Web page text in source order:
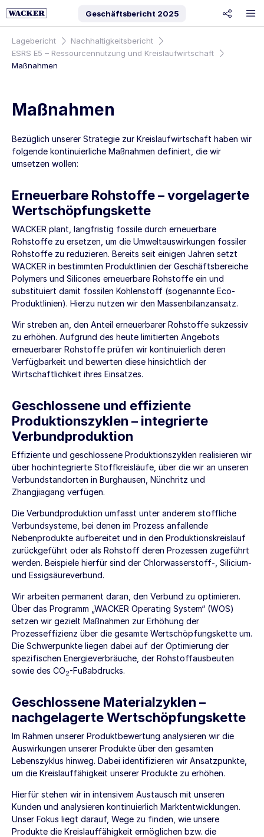
Geschäftsbericht 2025
Lagebericht
Nachhaltigkeitsbericht
ESRS E5 – Ressourcennutzung und Kreislaufwirtschaft
Maßnahmen
Maßnahmen
Bezüglich unserer Strategie zur Kreislaufwirtschaft haben wir
folgende kontinuierliche Maßnahmen definiert, die wir
umsetzen wollen:
Erneuerbare Rohstoffe – vorgelagerte
Wertschöpfungskette
WACKER plant, langfristig fossile durch erneuerbare
Rohstoffe zu ersetzen, um die Umweltauswirkungen fossiler
Rohstoffe zu reduzieren. Bereits seit einigen Jahren setzt
WACKER in bestimmten Produktlinien der Geschäftsbereiche
Polymers und Silicones erneuerbare Rohstoffe ein und
substituiert damit fossilen Kohlenstoff (sogenannte Eco-
Produktlinien). Hierzu nutzen wir den Massenbilanzansatz.
Wir streben an, den Anteil erneuerbarer Rohstoffe sukzessiv
zu erhöhen. Aufgrund des heute limitierten Angebots
erneuerbarer Rohstoffe prüfen wir kontinuierlich deren
Verfügbarkeit und bewerten diese hinsichtlich der
Wirtschaftlichkeit ihres Einsatzes.
Geschlossene und effiziente
Produktionszyklen – integrierte
Verbundproduktion
Effiziente und geschlossene Produktionszyklen realisieren wir
über hochintegrierte Stoffkreisläufe, über die wir an unseren
Verbundstandorten in Burghausen, Nünchritz und
Zhangjiagang verfügen.
Die Verbundproduktion umfasst unter anderem stoffliche
Verbundsysteme, bei denen im Prozess anfallende
Nebenprodukte aufbereitet und in den Produktionskreislauf
zurückgeführt oder als Rohstoff deren Prozessen zugeführt
werden. Beispiele hierfür sind der Chlorwasserstoff-, Silicium-
und Essigsäureverbund.
Wir arbeiten permanent daran, den Verbund zu optimieren.
Über das Programm „WACKER Operating System“ (WOS)
setzen wir gezielt Maßnahmen zur Erhöhung der
Prozesseffizienz über die gesamte Wertschöpfungskette um.
Die Schwerpunkte liegen dabei auf der Optimierung der
spezifischen Energieverbräuche, der Rohstoffausbeuten
sowie des CO2-Fußabdrucks.
Geschlossene Materialzyklen –
nachgelagerte Wertschöpfungskette
Im Rahmen unserer Produktbewertung analysieren wir die
Auswirkungen unserer Produkte über den gesamten
Lebenszyklus hinweg. Dabei identifizieren wir Ansatzpunkte,
um die Kreislauffähigkeit unserer Produkte zu erhöhen.
Hierfür stehen wir in intensivem Austausch mit unseren
Kunden und analysieren kontinuierlich Marktentwicklungen.
Unser Fokus liegt darauf, Wege zu finden, wie unsere
Produkte die Kreislauffähigkeit ermöglichen bzw. die